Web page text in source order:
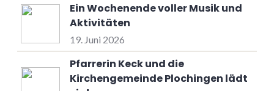
Ein Wochenende voller Musik und
Aktivitäten
19. Juni 2026
Pfarrerin Keck und die
Kirchengemeinde Plochingen lädt